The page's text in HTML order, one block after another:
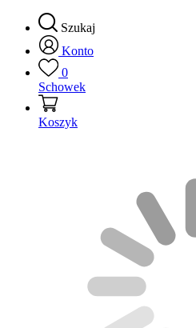
Szukaj
Konto
0
Schowek
Koszyk